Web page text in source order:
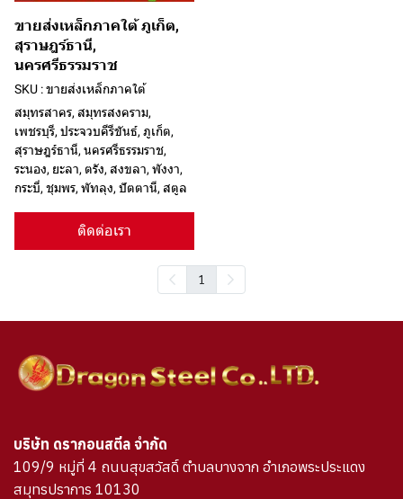
ขายส่งเหล็กภาคใต้ ภูเก็ต,
สุราษฎร์ธานี,
นครศรีธรรมราช
SKU : ขายส่งเหล็กภาคใต้
สมุทรสาคร, สมุทรสงคราม,
เพชรบุรี, ประจวบคีรีขันธ์, ภูเก็ต,
สุราษฎร์ธานี, นครศรีธรรมราช,
ระนอง, ยะลา, ตรัง, สงขลา, พังงา,
กระบี่, ชุมพร, พัทลุง, ปัตตานี, สตูล
ติดต่อเรา
1
บริษัท ดรากอนสตีล จำกัด
109/9 หมู่ที่ 4 ถนนสุขสวัสดิ์ ตำบลบางจาก อำเภอพระประแดง
สมุทรปราการ 10130